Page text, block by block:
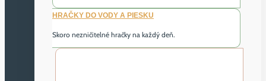
HRAČKY DO VODY A PIESKU
Skoro nezničitelné hračky na každý deň.